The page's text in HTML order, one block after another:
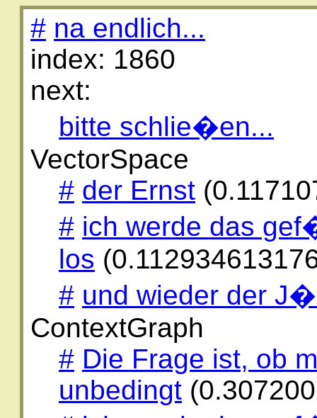
# na endlich...
index: 1860
next:
bitte schlie�en...
VectorSpace
# der Ernst
# ich werde das
los
# und wieder der
ContextGraph
# Die Frage ist, ob
unbedingt